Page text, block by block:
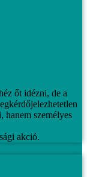
őt idézni, de a
hanem személyes
akció.